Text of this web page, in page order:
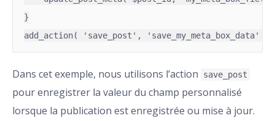
}
Dans cet exemple, nous utilisons l’action save_post
pour enregistrer la valeur du champ personnalisé
lorsque la publication est enregistrée ou mise à jour.